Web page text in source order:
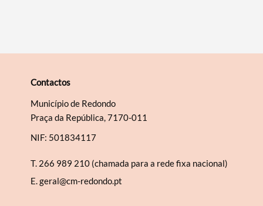
Contactos
Município de Redondo
Praça da República, 7170-011
NIF: 501834117
T. 266 989 210 (chamada para a rede fixa nacional)
E.geral@cm-redondo.pt